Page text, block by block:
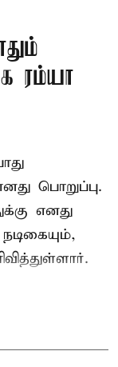
ரம்யா
பொறுப்பு.
எனது